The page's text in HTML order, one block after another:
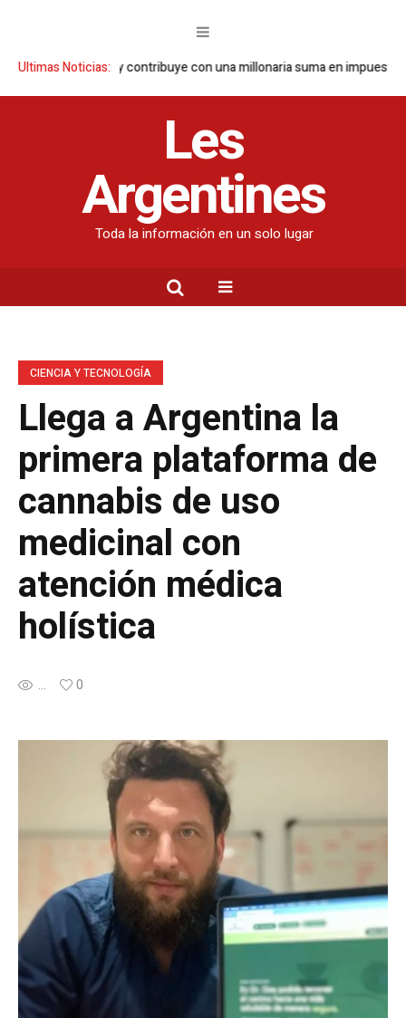
Ultimas Noticias:
ganancias y contribuye con una millonaria suma en impuestos
Les
Argentines
Toda la información en un solo lugar
CIENCIA Y TECNOLOGÍA
Llega a Argentina la
primera plataforma de
cannabis de uso
medicinal con
atención médica
holística
... 0